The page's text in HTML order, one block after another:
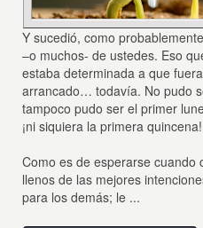
Y sucedió, como
–o muchos- de ustedes. Eso
estaba determinada a que
arrancado… todavía. No pudo
tampoco pudo ser el primer
¡ni siquiera la primera quincena!
Como es de esperarse cuando
llenos de las mejores
para los demás; le ...